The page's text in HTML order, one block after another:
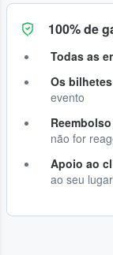
100% de
Todas as
Os
evento
não for
Apoio ao
ao seu lugar